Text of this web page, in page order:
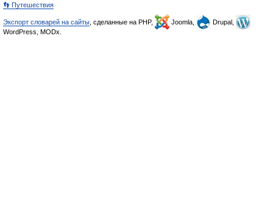
👣 Путешествия
Экспорт словарей на сайты , сделанные на PHP, Joomla,
Drupal,
WordPress, MODx.